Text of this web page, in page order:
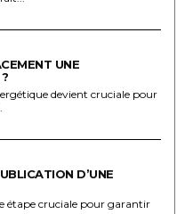
UNE
devient cruciale pour
D’UNE
étape cruciale pour garantir